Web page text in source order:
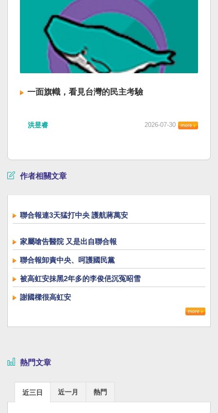
一面旗幟，看見台灣的民主考驗
洪昱睿 2026-07-30
作者相關文章
聯合報連3天猛打中央 護航蔣萬安
家屬嗆告醫院 又是出自聯合報
聯合報卸責中央、呵護國民黨
被高虹安抹黑2年多的李俊俋沉冤昭雪
謝國樑很高虹安
熱門文章
近三日 近一月 熱門